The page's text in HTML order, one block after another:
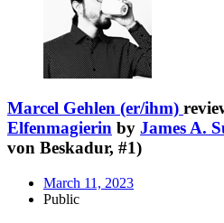
Marcel Gehlen (er/ihm)
Elfenmagierin by James A.
von Beskadur, #1)
March 11, 2023
Public